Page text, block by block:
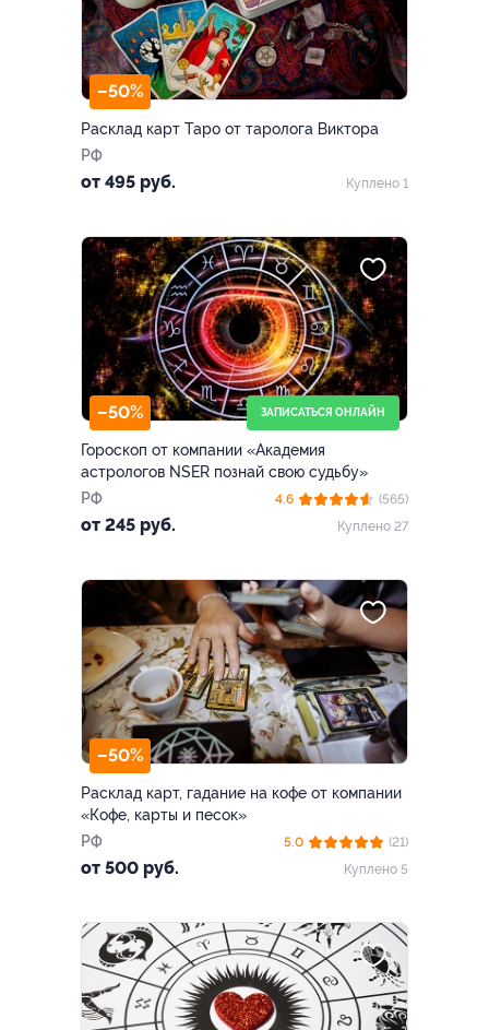
–50%
Расклад карт Таро от таролога Виктора
РФ
от 495 руб. Куплено 1
–50% ЗАПИСАТЬСЯ ОНЛАЙН
Гороскоп от компании «Академия
астрологов NSER познай свою судьбу»
РФ
от 245 руб.
4.6
(565)
Куплено 27
–50%
Расклад карт, гадание на кофе от компании
«Кофе, карты и песок»
РФ
от 500 руб.
5.0
(21)
Куплено 5